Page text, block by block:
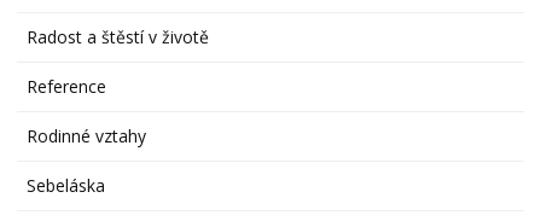
Radost a štěstí v životě
Reference
Rodinné vztahy
Sebeláska